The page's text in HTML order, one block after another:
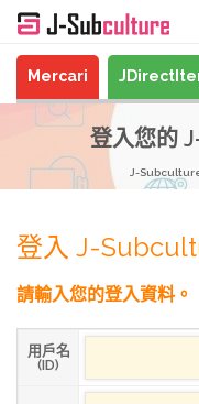
Mercari
登入您的
J-
登入 J-
請輸入您的登入資料。
用戶名
(ID)